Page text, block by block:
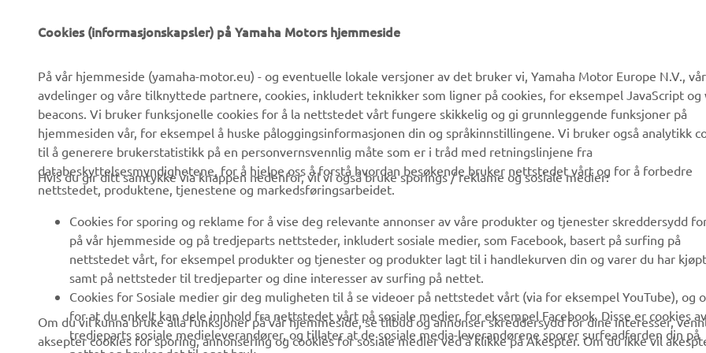
Nyheter
Arrangementer
Yamaha Press
Brosjyrer
Jobber hos Yamaha
Bli en forhandler
Retningslinjer For
Menneskerettigheter
Grunnleggende
Retningslinjer For
Bærekraft
Myndigheter
Golfbaner
Redningstjeneste
Kjøreskoler
Robotics
Partnerskap
Teknisk informasjon for
frittstående forhandlere
Yamalube Safety Data
Sheets
Yamaha Music
Yamaha Racing
Yamaha Motor Global
Reservedelskatalog
Finn en Yamaha-forhandler
Håndtering av brukte
batterier
Cookies (informasjonskapsler) på Yamaha Motors hjemmeside
På vår hjemmeside (yamaha-motor.eu) - og eventuelle lokale versjoner av det bruker vi, Yamaha Motor Europe N.V.,
avdelinger og våre tilknyttede partnere, cookies, inkludert teknikker som ligner på cookies, for eksempel JavaScript og
beacons. Vi bruker funksjonelle cookies for å la nettstedet vårt fungere skikkelig og gi grunnleggende funksjoner på
hjemmesiden vår, for eksempel å huske påloggingsinformasjonen din og språkinnstillingene. Vi bruker også analytikk
til å generere brukerstatistikk på en personvernsvennlig måte som er i tråd med retningslinjene fra
databeskyttelsesmyndighetene, for å hjelpe oss å forstå hvordan besøkende bruker nettstedet vårt og for å forbedre
nettstedet, produktene, tjenestene og markedsføringsarbeidet.
Hvis du gir ditt samtykke via knappen nedenfor, vil vi også bruke sporings / reklame og sosiale medier:
Cookies for sporing og reklame for å vise deg relevante annonser av våre produkter og tjenester skreddersydd
på vår hjemmeside og på tredjeparts nettsteder, inkludert sosiale medier, som Facebook, basert på surfing på
nettstedet vårt, for eksempel produkter og tjenester og produkter lagt til i handlekurven din og varer du har
samt på nettsteder til tredjeparter og dine interesser av surfing på nettet.
Cookies for Sosiale medier gir deg muligheten til å se videoer på nettstedet vårt (via for eksempel YouTube), og
for at du enkelt kan dele innhold fra nettstedet vårt på sosiale medier, for eksempel Facebook. Disse er cookies av
tredjeparts sosiale medieleverandører, og tillater at de sosiale media-leverandørene sporer surfeadferden din på
Om du vil kunna bruke alla funksjoner på vår hjemmeside, se tilbud og annonser skreddersydd for dine interesser,
aksepter cookies for sporing, annonsering og cookies for sosiale medier ved å klikke på Akespter. Om du ikke vil